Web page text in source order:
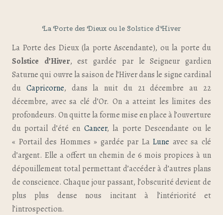
La Porte des Dieux ou le Solstice d’Hiver
La Porte des Dieux (la porte Ascendante), ou la porte du
Solstice d’Hiver, est gardée par le Seigneur gardien
Saturne qui ouvre la saison de l’Hiver dans le signe cardinal
du Capricorne, dans la nuit du 21 décembre au 22
décembre, avec sa clé d’Or. On a atteint les limites des
profondeurs. On quitte la forme mise en place à l’ouverture
du portail d’été en Cancer, la porte Descendante ou le
« Portail des Hommes » gardée par LaLune avec sa clé
d’argent. Elle a offert un chemin de 6 mois propices à un
dépouillement total permettant d’accéder à d’autres plans
de conscience. Chaque jour passant, l’obscurité devient de
plus plus dense nous incitant à l’intériorité et
l’introspection.